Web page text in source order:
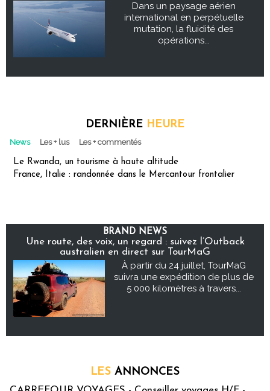
Dans un paysage aérien
international en perpétuelle
mutation, la fluidité des
opérations...
DERNIÈRE HEURE
News Les + lus Les + commentés
Le Rwanda, un tourisme à haute altitude
France, Italie : randonnée dans le Mercantour frontalier
BRAND NEWS
Une route, des voix, un regard : suivez l’Outback
australien en direct sur TourMaG
À partir du 24 juillet, TourMaG
suivra une expédition de plus de
5 000 kilomètres à travers...
LES ANNONCES